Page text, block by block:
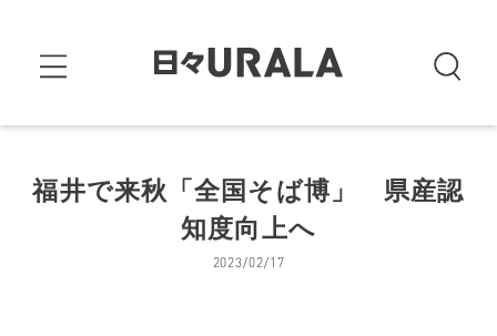
福井で来秋「全国そば博」 県産認
知度向上へ
2023/02/17